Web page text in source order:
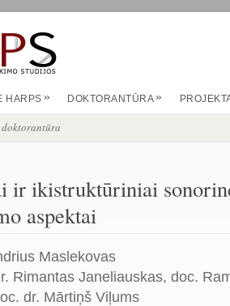
HARPS » DOKTORANTŪRA »
doktorantūra
ir ikistruktūriniai
aspektai
Maslekovas
Rimantas Janeliauskas, doc.
dr. Mārtiņš Viļums